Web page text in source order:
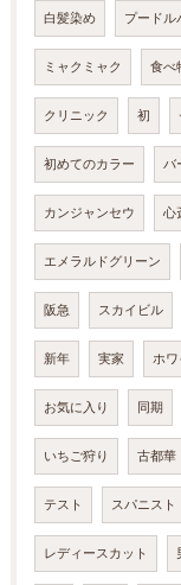
白髪染め プードル
ミャクミャク 食べ
クリニック 初
初めてのカラー バ
カンジャンセウ 心
エメラルドグリーン
阪急 スカイビル
新年 実家 ホワ
お気に入り 同期
いちご狩り 古都華
テスト スパニスト
レディースカット